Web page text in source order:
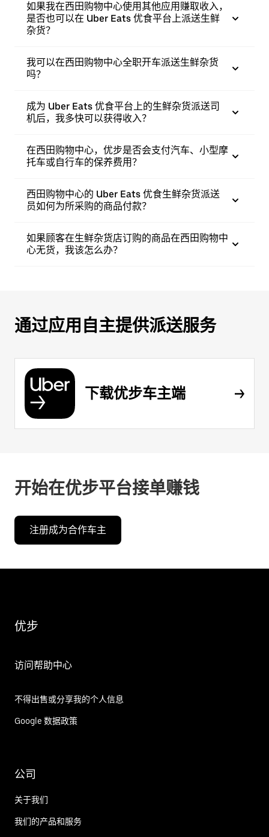
如果我在西田购物中心使用其他应用赚取收入，
是否也可以在 Uber Eats 优食平台上派送生鲜
杂货？
我可以在西田购物中心全职开车派送生鲜杂货
吗？
成为 Uber Eats 优食平台上的生鲜杂货派送司
机后，我多快可以获得收入？
在西田购物中心，优步是否会支付汽车、小型摩
托车或自行车的保养费用？
西田购物中心的 Uber Eats 优食生鲜杂货派送
员如何为所采购的商品付款？
如果顾客在生鲜杂货店订购的商品在西田购物中
心无货，我该怎么办？
通过应用自主提供派送服务
下载优步车主端
开始在优步平台接单赚钱
注册成为合作车主
优步
访问帮助中心
不得出售或分享我的个人信息
Google 数据政策
公司
关于我们
我们的产品和服务